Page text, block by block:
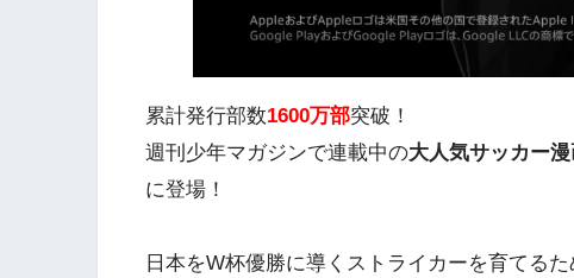
累計発行部数1600万部突破！
週刊少年マガジンで連載中の大人気サッカー
に登場！
日本をW杯優勝に導くストライカーを育てる